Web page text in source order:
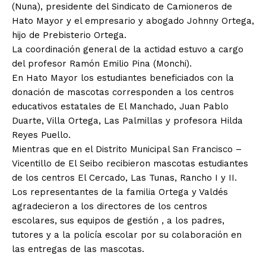
(Nuna), presidente del Sindicato de Camioneros de
Hato Mayor y el empresario y abogado Johnny Ortega,
hijo de Prebisterio Ortega.
La coordinación general de la actidad estuvo a cargo
del profesor Ramón Emilio Pina (Monchi).
En Hato Mayor los estudiantes beneficiados con la
donación de mascotas corresponden a los centros
educativos estatales de El Manchado, Juan Pablo
Duarte, Villa Ortega, Las Palmillas y profesora Hilda
Reyes Puello.
Mientras que en el Distrito Municipal San Francisco –
Vicentillo de El Seibo recibieron mascotas estudiantes
de los centros El Cercado, Las Tunas, Rancho I y II.
Los representantes de la familia Ortega y Valdés
agradecieron a los directores de los centros
escolares, sus equipos de gestión , a los padres,
tutores y a la policía escolar por su colaboración en
las entregas de las mascotas.